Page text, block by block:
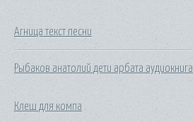
Агница текст песни
Рыбаков анатолий дети арбата аудиокнига
Клеш для компа